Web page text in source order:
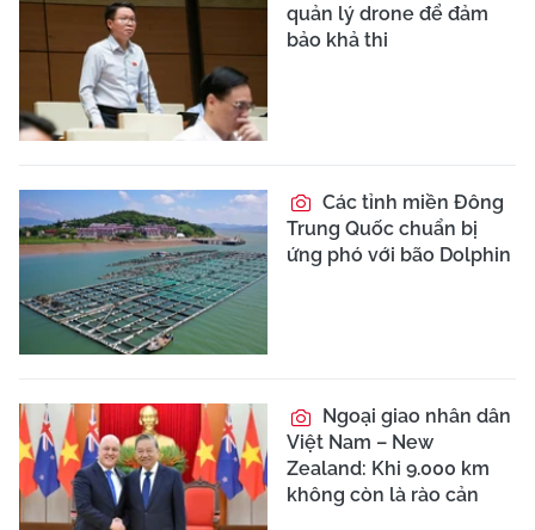
quản lý drone để đảm
bảo khả thi
Các tỉnh miền Đông
Trung Quốc chuẩn bị
ứng phó với bão Dolphin
Ngoại giao nhân dân
Việt Nam – New
Zealand: Khi 9.000 km
không còn là rào cản